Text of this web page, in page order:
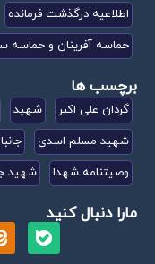
اطلاعیه درگذشت فرمانده
حماسه آفرینان و حماسه
برچسب ها
گردان علی اکبر شهید
شهید مسلم اسدی
وصیتنامه شهدا
شهید
مارا دنبال کنید